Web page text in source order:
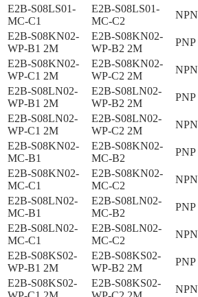
E2B-S08LS01-
MC-C1
E2B-S08LS01-
MC-C2
NPN
E2B-S08KN02-
WP-B1 2M
E2B-S08KN02-
WP-B2 2M
PNP
E2B-S08KN02-
WP-C1 2M
E2B-S08KN02-
WP-C2 2M
NPN
E2B-S08LN02-
WP-B1 2M
E2B-S08LN02-
WP-B2 2M
PNP
E2B-S08LN02-
WP-C1 2M
E2B-S08LN02-
WP-C2 2M
NPN
E2B-S08KN02-
MC-B1
E2B-S08KN02-
MC-B2
PNP
E2B-S08KN02-
MC-C1
E2B-S08KN02-
MC-C2
NPN
E2B-S08LN02-
MC-B1
E2B-S08LN02-
MC-B2
PNP
E2B-S08LN02-
MC-C1
E2B-S08LN02-
MC-C2
NPN
E2B-S08KS02-
WP-B1 2M
E2B-S08KS02-
WP-B2 2M
PNP
E2B-S08KS02-
E2B-S08KS02-
NPN